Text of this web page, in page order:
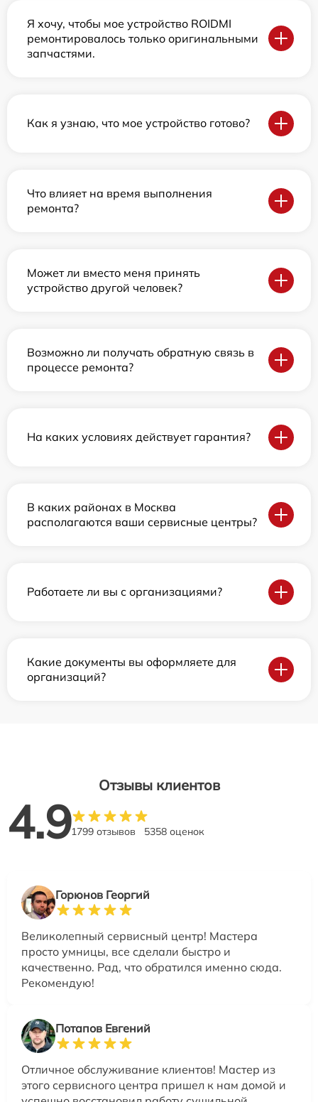
Я хочу, чтобы мое устройство ROIDMI
ремонтировалось только оригинальными
запчастями.
Как я узнаю, что мое устройство готово?
Что влияет на время выполнения
ремонта?
Может ли вместо меня принять
устройство другой человек?
Возможно ли получать обратную связь в
процессе ремонта?
На каких условиях действует гарантия?
В каких районах в Москва
располагаются ваши сервисные центры?
Работаете ли вы с организациями?
Какие документы вы оформляете для
организаций?
Отзывы клиентов
4.91799 отзывов 5358 оценок
Горюнов Георгий
Великолепный сервисный центр! Мастера
просто умницы, все сделали быстро и
качественно. Рад, что обратился именно сюда.
Рекомендую!
Потапов Евгений
Отличное обслуживание клиентов! Мастер из
этого сервисного центра пришел к нам домой и